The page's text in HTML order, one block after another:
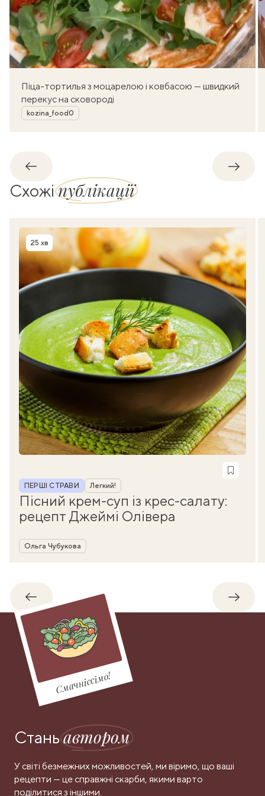
Піца-тортилья з моцарелою і ковбасою — швидкий
перекус на сковороді
Автор
kozina_food0
Назад
Схожіпублікації
Час приготування
25 хв
Рубрика
ПЕРШІ СТРАВИ Легкий!
Пісний крем-суп із крес-салату:
рецепт Джеймі Олівера
Автор
Ольга Чубукова
Назад
Смачніссімо!
Станьавтором
У світі безмежних можливостей, ми віримо, що ваші
рецепти — це справжні скарби, якими варто
поділитися з іншими.